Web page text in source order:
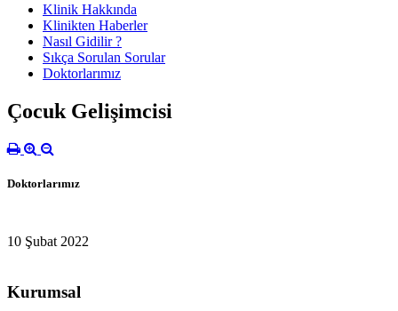
Klinik Hakkında
Klinikten Haberler
Nasıl Gidilir ?
Sıkça Sorulan Sorular
Doktorlarımız
Çocuk Gelişimcisi
Doktorlarımız
10 Şubat 2022
Kurumsal